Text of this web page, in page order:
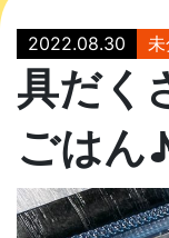
2022.08.30
具だく
ごはん